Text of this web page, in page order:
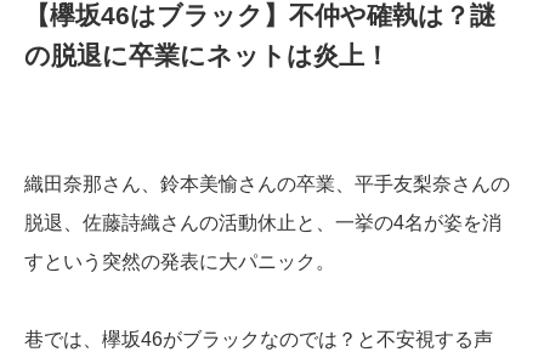
【欅坂46はブラック】不仲や確執は？謎
の脱退に卒業にネットは炎上！
織田奈那さん、鈴本美愉さんの卒業、平手友梨奈さんの
脱退、佐藤詩織さんの活動休止と、一挙の4名が姿を消
すという突然の発表に大パニック。
巷では、欅坂46がブラックなのでは？と不安視する声